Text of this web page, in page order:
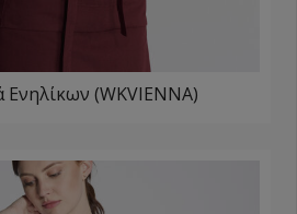
(WKVIENNA)